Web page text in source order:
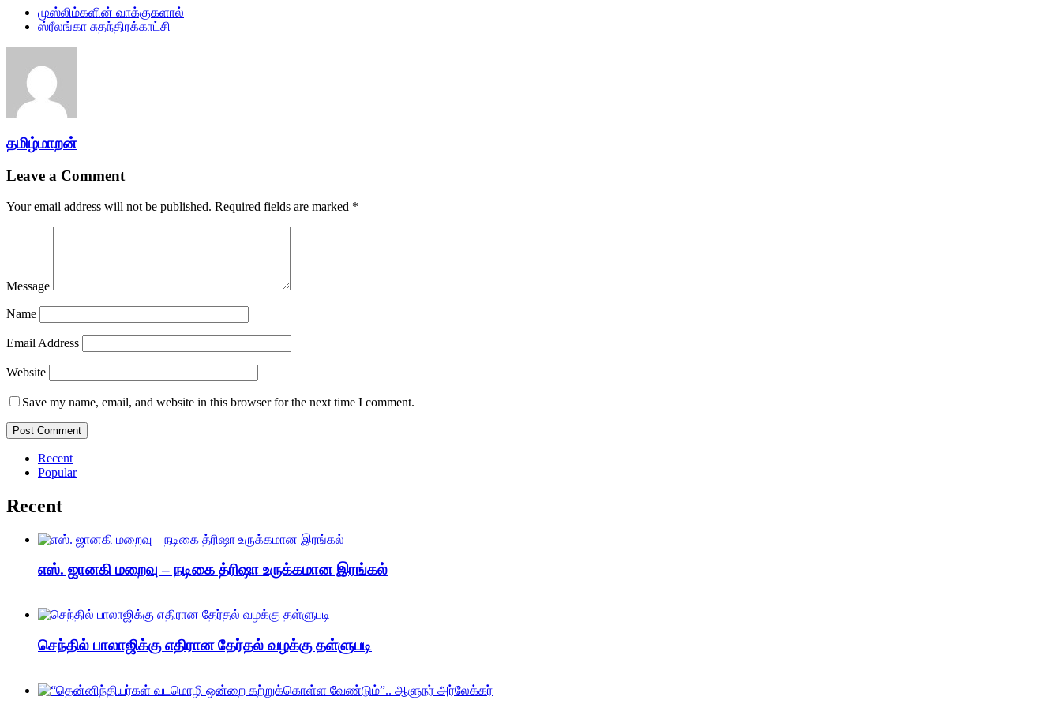
முஸ்லிம்களின் வாக்குகளால்
ஸ்ரீலங்கா சுதந்திரக்காட்சி
தமிழ்மாறன்
Leave a Comment
Your email address will not be published. Required fields are marked *
Message
Name
Email Address
Website
Save my name, email, and website in this browser for the next time I comment.
Recent
Popular
Recent
எஸ். ஜானகி மறைவு – நடிகை த்ரிஷா உருக்கமான இரங்கல்
செந்தில் பாலாஜிக்கு எதிரான தேர்தல் வழக்கு தள்ளுபடி